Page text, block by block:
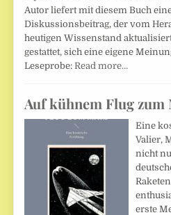
Autor liefert mit diesem Buch
Diskussionsbeitrag, der vom
heutigen Wissenstand
gestattet, sich eine eigene
Leseprobe: Read more…
Auf kühnem Flug zum
Eine
Valier,
nicht
erste